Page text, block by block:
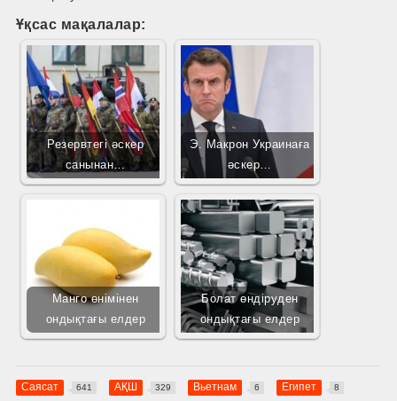
Ұқсас мақалалар:
Резервтегі әскер
санынан…
Э. Макрон Украинаға
әскер…
Манго өнімінен
ондықтағы елдер
Болат өндіруден
ондықтағы елдер
Саясат 641 АҚШ 329 Вьетнам 6 Египет 8